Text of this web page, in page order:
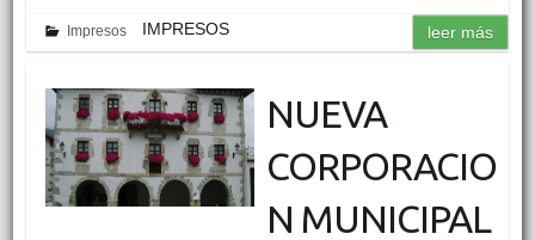
Impresos IMPRESOS leer más
NUEVA
CORPORACIO
N MUNICIPAL